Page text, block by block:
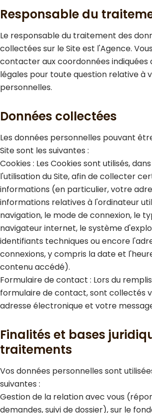
Responsable du
Le responsable du traitement des
collectées sur le Site est l'Agence.
contacter aux coordonnées indiquées
légales pour toute question relative à
personnelles.
Données collectées
Les données personnelles pouvant
Site sont les suivantes :
Cookies : Les Cookies sont utilisés,
l'utilisation du Site, afin de collecter
informations (en particulier, votre
informations relatives à l'ordinateur
navigation, le mode de connexion, le
navigateur internet, le système
identifiants techniques ou encore
connexions, y compris la date et
contenu accédé).
Formulaire de contact : Lors du
formulaire de contact, sont collectés
adresse électronique et votre
Finalités et bases
traitements
Vos données personnelles sont
suivantes :
Gestion de la relation avec vous
demandes, suivi de dossier), sur le